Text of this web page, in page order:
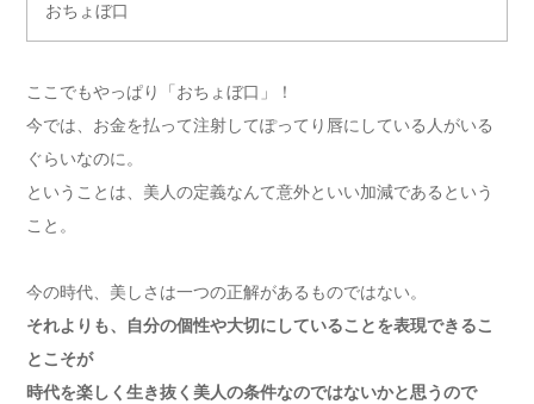
おちょぼ口
ここでもやっぱり「おちょぼ口」！
今では、お金を払って注射してぽってり唇にしている人がいる
ぐらいなのに。
ということは、美人の定義なんて意外といい加減であるという
こと。
今の時代、美しさは一つの正解があるものではない。
それよりも、自分の個性や大切にしていることを表現できるこ
とこそが
時代を楽しく生き抜く美人の条件なのではないかと思うので